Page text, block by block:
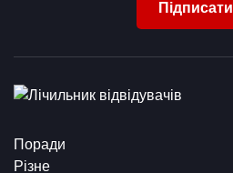
Поради
Різне